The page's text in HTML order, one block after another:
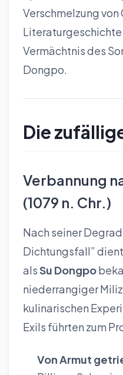
Verschmelzung
Vermächtnis des
Dongpo.
Die
Verbannung
(1079 n. Chr.)
Nach seiner
Dichtungsfall”
alsSu Dongpo
niederrangiger
kulinarischen
Exils führten zum
Von Armut